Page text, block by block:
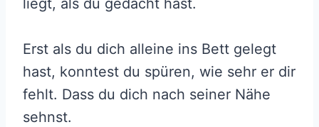
liegt, als du gedacht hast.
Erst als du dich alleine ins Bett gelegt
hast, konntest du spüren, wie sehr er dir
fehlt. Dass du dich nach seiner Nähe
sehnst.